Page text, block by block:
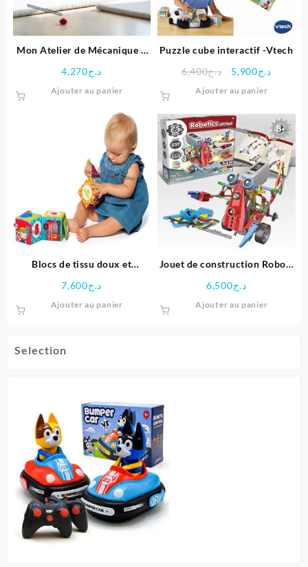
Selection
Mon Atelier de Mécanique –
Clementoni
د.ج4,270
Ajouter au panier
Puzzle cube interactif -Vtech
د.ج6,400
Le
était :
د.ج6,400.
د.ج5,900
Le
est :
Ajouter au panier
Blocs de tissu doux et
د.ج7,600
Ajouter au panier
Jouet de construction Robot-
د.ج6,500
Ajouter au panier